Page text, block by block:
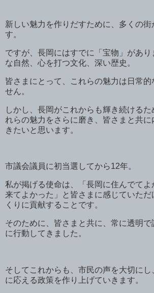
新しい魅力を作りだすために、多くの街
す。
ですが、長岡にはすでに「宝物」があ
な自然、心を打つ文化、深い歴史。
皆さまにとって、これらの魅力は日常的
せん。
しかし、長岡がこれからも輝き続けるた
れらの魅力をさらに磨き、皆さまと共
きたいと思います。
市議会議員に初当選してから12年。
私が掲げる使命は、「長岡に住んでてよ
来てよかった」と皆さまに感じていた
くりに貢献することです。
そのために、皆さまと共に、常に透明
に行動してきました。
そしてこれからも、市民の声を大切に
に応える政策を作り上げていきます。